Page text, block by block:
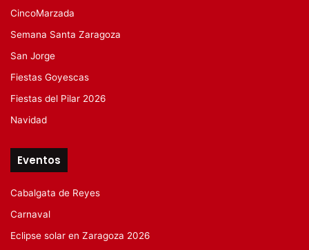
CincoMarzada
Semana Santa Zaragoza
San Jorge
Fiestas Goyescas
Fiestas del Pilar 2026
Navidad
Eventos
Cabalgata de Reyes
Carnaval
Eclipse solar en Zaragoza 2026